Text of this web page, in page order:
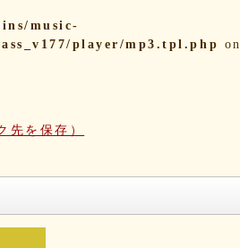
music-
player/mp3.tpl.php
を保存）